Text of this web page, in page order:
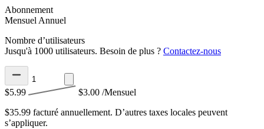
Abonnement
Mensuel Annuel
Nombre d’utilisateurs
Jusqu'à 1000 utilisateurs. Besoin de plus ? Contactez-nous
$5.99 $3.00 /Mensuel
$35.99 facturé annuellement. D’autres taxes locales peuvent
s’appliquer.